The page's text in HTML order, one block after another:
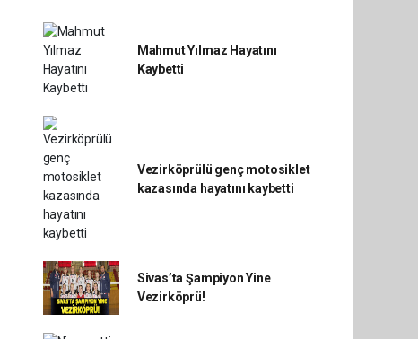
Mahmut Yılmaz Hayatını
Kaybetti
Vezirköprülü genç motosiklet
kazasında hayatını kaybetti
Sivas’ta Şampiyon Yine
Vezirköprü!